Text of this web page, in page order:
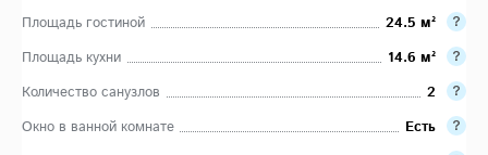
Площадь гостиной
24.5 м²
Площадь кухни
14.6 м²
Количество санузлов
2
Окно в ванной комнате
Есть